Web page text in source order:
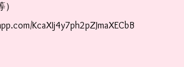
KcaXIj4y7ph2pZJmaXECbB